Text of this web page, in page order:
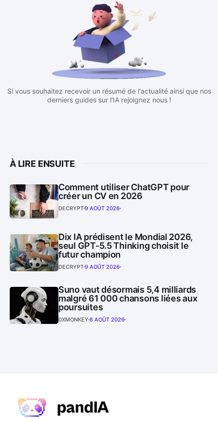
Si vous souhaitez recevoir un résumé de l'actualité ainsi que nos
derniers guides sur l'IA rejoignez nous !
À LIRE ENSUITE
Comment utiliser ChatGPT pour
créer un CV en 2026
DECRYPT9 AOÛT 2026
Dix IA prédisent le Mondial 2026,
seul GPT-5.5 Thinking choisit le
futur champion
DECRYPT9 AOÛT 2026
Suno vaut désormais 5,4 milliards
malgré 61 000 chansons liées aux
poursuites
0XMONKEY 8 AOÛT 2026